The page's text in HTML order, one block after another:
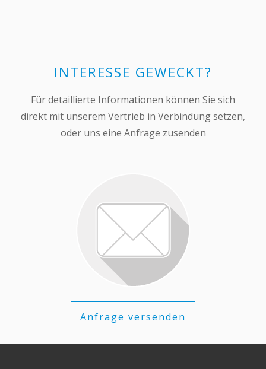
INTERESSE GEWECKT?
Für detaillierte Informationen können Sie sich
direkt mit unserem Vertrieb in Verbindung setzen,
oder uns eine Anfrage zusenden
Anfrage versenden